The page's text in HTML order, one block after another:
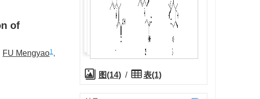
of
FU Mengyao1 ,
图(14)/ 表(1)